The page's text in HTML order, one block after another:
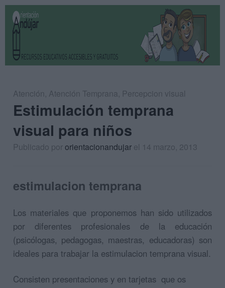
Atención, Atención Temprana, Percepcion visual
Estimulación temprana
visual para niños
Publicado pororientacionandujar el 14 marzo, 2013
estimulacion temprana
Los materiales que proponemos han sido utilizados
por diferentes profesionales de la educación
(psicólogas, pedagogas, maestras, educadoras) son
ideales para trabajar la estimulacion temprana visual.
Consisten presentaciones y en tarjetas que os